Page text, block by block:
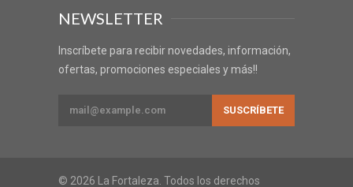
NEWSLETTER
Inscríbete para recibir novedades, información,
ofertas, promociones especiales y más!!
© 2026 La Fortaleza. Todos los derechos